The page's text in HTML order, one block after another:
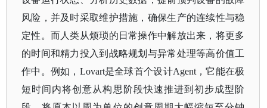
风险，并及时采取维护措施，确保生产的连续性与稳
定性。而人类从烦琐的日常操作中解放出来，将更多
的时间和精力投入到战略规划与异常处理等高价值工
作中。例如，Lovart是全球首个设计Agent，它能在极
短时间内将创意从构思阶段快速推进到初步成型阶